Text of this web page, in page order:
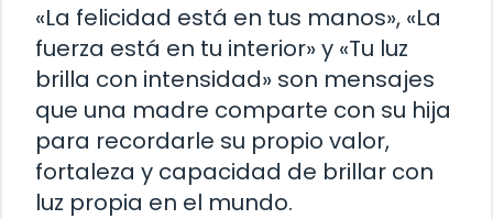
«La felicidad está en tus manos», «La
fuerza está en tu interior» y «Tu luz
brilla con intensidad» son mensajes
que una madre comparte con su hija
para recordarle su propio valor,
fortaleza y ​​capacidad de brillar con
luz propia en el mundo.